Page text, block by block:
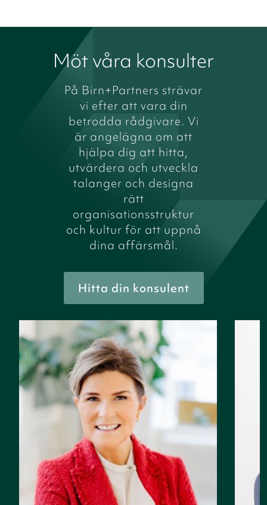
Möt våra konsulter
På Birn+Partners strävar
vi efter att vara din
betrodda rådgivare. Vi
är angelägna om att
hjälpa dig att hitta,
utvärdera och utveckla
talanger och designa
rätt
organisationsstruktur
och kultur för att uppnå
dina affärsmål.
Hitta din konsulent